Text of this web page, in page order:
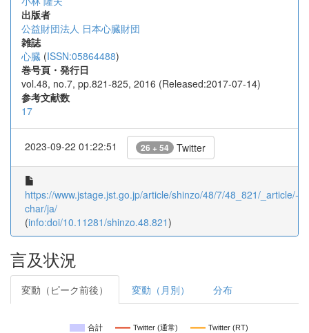
出版者
公益財団法人 日本心臓財団
雑誌
心臓 (ISSN:05864488)
巻号頁・発行日
vol.48, no.7, pp.821-825, 2016 (Released:2017-07-14)
参考文献数
17
2023-09-22 01:22:51 26 + 54 Twitter
https://www.jstage.jst.go.jp/article/shinzo/48/7/48_821/_article/-
char/ja/
(info:doi/10.11281/shinzo.48.821)
言及状況
変動（ピーク前後） 変動（月別） 分布
合計 Twitter (通常) Twitter (RT)